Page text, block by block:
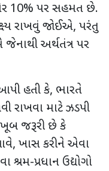
10% પર સહમત છે.
રાખવું જોઈએ, પરંતુ
અર્થતંત્ર પર
હતી કે, ભારતે
રાખવા માટે ઝડપી
જરૂરી છે કે
, ખાસ કરીને એવા
શ્રમ-પ્રધાન ઉદ્યોગો